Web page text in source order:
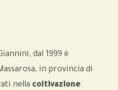
dal 1999 è
in provincia di
nella coltivazione